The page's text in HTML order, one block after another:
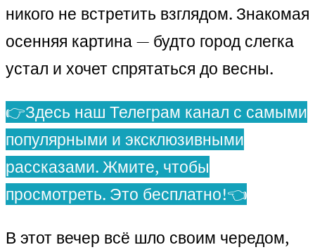
никого не встретить взглядом. Знакомая
осенняя картина — будто город слегка
устал и хочет спрятаться до весны.
👉Здесь наш Телеграм канал с самыми
популярными и эксклюзивными
рассказами. Жмите, чтобы
просмотреть. Это бесплатно!👈
В этот вечер всё шло своим чередом,